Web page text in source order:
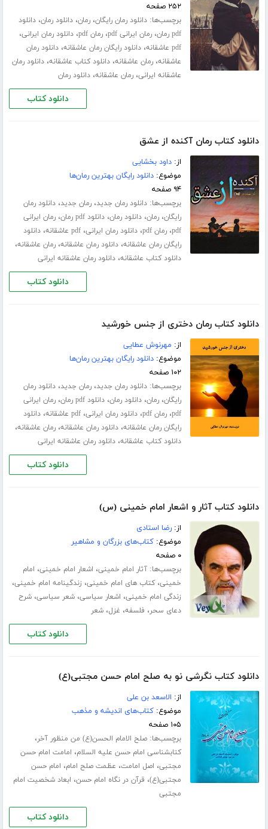
۲۵۲ صفحه
برچسب‌ها:دانلود رمان رایگان،رمان،دانلود رمان،دانلود
pdf رمان
،رمان ایرانی pdf ،رمان pdf ،دانلود رمان ایرانی،
pdf عاشقانه ،دانلود رایگان رمان عاشقانه،دانلود رمان
عاشقانه،رمان عاشقانه،دانلود کتاب عاشقانه،دانلود رمان
عاشقانه ایرانی،رمان عاشقانه،دانلود رمان
دانلود کتاب
دانلود کتاب رمان آکنده از عشق
از:داود بخشایی
موضوع:دانلود رایگان بهترین رمان‌ها
۹۴ صفحه
برچسب‌ها:دانلود رمان جدید،رمان جدید،دانلود رمان
رایگان،رمان،دانلود رمان،دانلود pdf رمان ،رمان ایرانی
pdf،رمان pdf ،دانلود رمان ایرانی،pdf عاشقانه ،دانلود
رایگان رمان عاشقانه،دانلود رمان عاشقانه،رمان عاشقانه،
دانلود کتاب عاشقانه،دانلود رمان عاشقانه ایرانی
دانلود کتاب
دانلود کتاب رمان دختری از جنس خورشید
از: مهرنوش عطایی
موضوع:دانلود رایگان بهترین رمان‌ها
۱۰۲ صفحه
برچسب‌ها:دانلود رمان جدید،رمان جدید،دانلود رمان
رایگان،رمان،دانلود رمان،دانلود pdf رمان ،رمان ایرانی
pdf،رمان pdf ،دانلود رمان ایرانی،pdf عاشقانه ،دانلود
رایگان رمان عاشقانه،دانلود رمان عاشقانه،رمان عاشقانه،
دانلود کتاب عاشقانه،دانلود رمان عاشقانه ایرانی
دانلود کتاب
دانلود کتاب آثار و اشعار امام خمینی (س)
از:رضا استادى
موضوع:کتاب‌های بزرگان و مشاهیر
۰ صفحه
برچسب‌ها:آثار امام خمینی، اشعار امام خمینی، امام
خمینی،کتاب های امام خمینی، زندگینامه امام خمینی،
زندگی امام خمینی، اشعار سیاسی،شعر سیاسی،شرح
دعاى سحر، فلسفه، غزل،شعر
دانلود کتاب
دانلود کتاب نگرشی نو به صلح امام حسن مجتبی(ع)
از: الاسعد بن علی
موضوع:کتاب‌های اندیشه و مذهب
۱۰۵ صفحه
برچسب‌ها:صلح الامام الحسن(ع) من منظور آخر،
کتابشناسی امام حسن علیه السلام، امامت امام حسن
مجتبی، اصل امامت، عظمت صلح امام، امام حسن
مجتبی(ع)، قرآن در نگاه امام حسن، ابعاد شخصیت امام
مجتبی
دانلود کتاب